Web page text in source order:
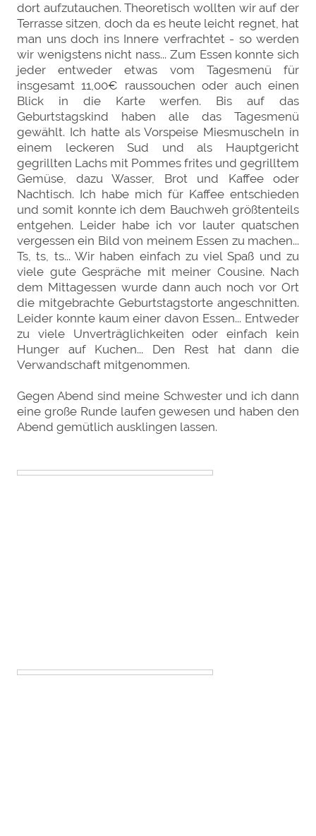
dort aufzutauchen. Theoretisch wollten wir auf der
Terrasse sitzen, doch da es heute leicht regnet, hat
man uns doch ins Innere verfrachtet - so werden
wir wenigstens nicht nass... Zum Essen konnte sich
jeder entweder etwas vom Tagesmenü für
insgesamt 11,00€ raussouchen oder auch einen
Blick in die Karte werfen. Bis auf das
Geburtstagskind haben alle das Tagesmenü
gewählt. Ich hatte als Vorspeise Miesmuscheln in
einem leckeren Sud und als Hauptgericht
gegrillten Lachs mit Pommes frites und gegrilltem
Gemüse, dazu Wasser, Brot und Kaffee oder
Nachtisch. Ich habe mich für Kaffee entschieden
und somit konnte ich dem Bauchweh größtenteils
entgehen. Leider habe ich vor lauter quatschen
vergessen ein Bild von meinem Essen zu machen...
Ts, ts, ts... Wir haben einfach zu viel Spaß und zu
viele gute Gespräche mit meiner Cousine. Nach
dem Mittagessen wurde dann auch noch vor Ort
die mitgebrachte Geburtstagstorte angeschnitten.
Leider konnte kaum einer davon Essen... Entweder
zu viele Unverträglichkeiten oder einfach kein
Hunger auf Kuchen... Den Rest hat dann die
Verwandschaft mitgenommen.
Gegen Abend sind meine Schwester und ich dann
eine große Runde laufen gewesen und haben den
Abend gemütlich ausklingen lassen.